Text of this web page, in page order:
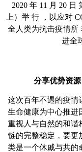
2020 年 11 月 20
上）举 行 ，以应对
全人类为抗击疫情所
进全
分享优势资源
这次百年不遇的疫情
生命健康为中心推进
重视人与自然的和谐
链的完整稳定，要更
类是一个休戚与共的